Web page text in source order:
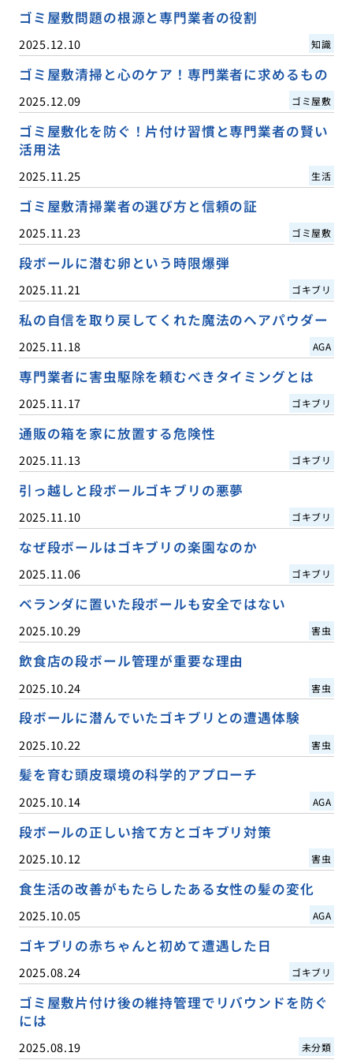
ゴミ屋敷問題の根源と専門業者の役割
2025.12.10 知識
ゴミ屋敷清掃と心のケア！専門業者に求めるもの
2025.12.09 ゴミ屋敷
ゴミ屋敷化を防ぐ！片付け習慣と専門業者の賢い
活用法
2025.11.25 生活
ゴミ屋敷清掃業者の選び方と信頼の証
2025.11.23 ゴミ屋敷
段ボールに潜む卵という時限爆弾
2025.11.21 ゴキブリ
私の自信を取り戻してくれた魔法のヘアパウダー
2025.11.18 AGA
専門業者に害虫駆除を頼むべきタイミングとは
2025.11.17 ゴキブリ
通販の箱を家に放置する危険性
2025.11.13 ゴキブリ
引っ越しと段ボールゴキブリの悪夢
2025.11.10 ゴキブリ
なぜ段ボールはゴキブリの楽園なのか
2025.11.06 ゴキブリ
ベランダに置いた段ボールも安全ではない
2025.10.29 害虫
飲食店の段ボール管理が重要な理由
2025.10.24 害虫
段ボールに潜んでいたゴキブリとの遭遇体験
2025.10.22 害虫
髪を育む頭皮環境の科学的アプローチ
2025.10.14 AGA
段ボールの正しい捨て方とゴキブリ対策
2025.10.12 害虫
食生活の改善がもたらしたある女性の髪の変化
2025.10.05 AGA
ゴキブリの赤ちゃんと初めて遭遇した日
2025.08.24 ゴキブリ
ゴミ屋敷片付け後の維持管理でリバウンドを防ぐ
には
2025.08.19 未分類